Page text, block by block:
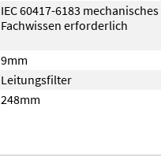
IEC 60417-6183 mechanisches
Fachwissen erforderlich
9mm
Leitungsfilter
248mm